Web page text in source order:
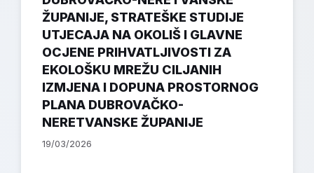
ŽUPANIJE, STRATEŠKE STUDIJE
UTJECAJA NA OKOLIŠ I GLAVNE
OCJENE PRIHVATLJIVOSTI ZA
EKOLOŠKU MREŽU CILJANIH
IZMJENA I DOPUNA PROSTORNOG
PLANA DUBROVAČKO-
NERETVANSKE ŽUPANIJE
19/03/2026